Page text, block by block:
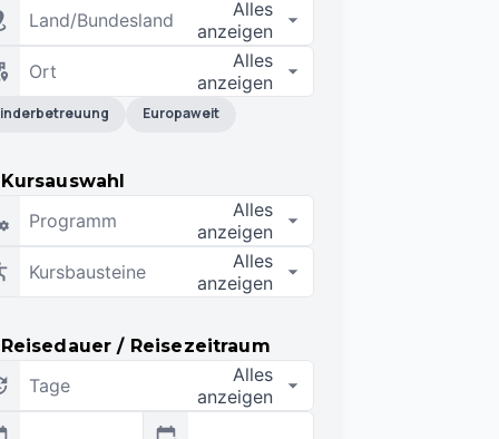
Land/Bundesland
Alles
anzeigen
Ort
Alles
anzeigen
Europaweit
Kursauswahl
Programm
Alles
anzeigen
Kursbausteine
Alles
anzeigen
Reisedauer / Reisezeitraum
Tage
Alles
anzeigen